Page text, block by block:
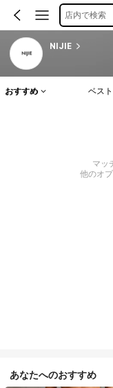
店内で検索
NIJIE
おすすめ ベス
マッ
他のオ
あなたへのおすすめ